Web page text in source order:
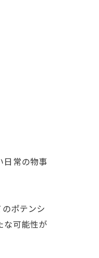
日常の物事
ポテンシ
な可能性が